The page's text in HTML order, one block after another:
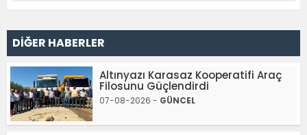
DİĞER HABERLER
Altınyazı Karasaz Kooperatifi Araç
Filosunu Güçlendirdi
07-08-2026 - GÜNCEL